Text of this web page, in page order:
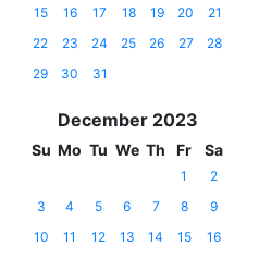
15 16 17 18 19 20
21
22
23 24 25 26 27
28
29
30 31
December 2023
Su Mo Tu We Th Fr Sa
1
2
3
4 5 6 7 8
9
10
11 12 13 14 15
16